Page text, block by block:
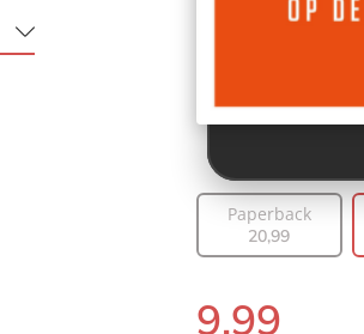
Paperback
20,99
E-
9,99